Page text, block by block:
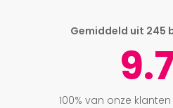
Gemiddeld uit 245
100% van onze